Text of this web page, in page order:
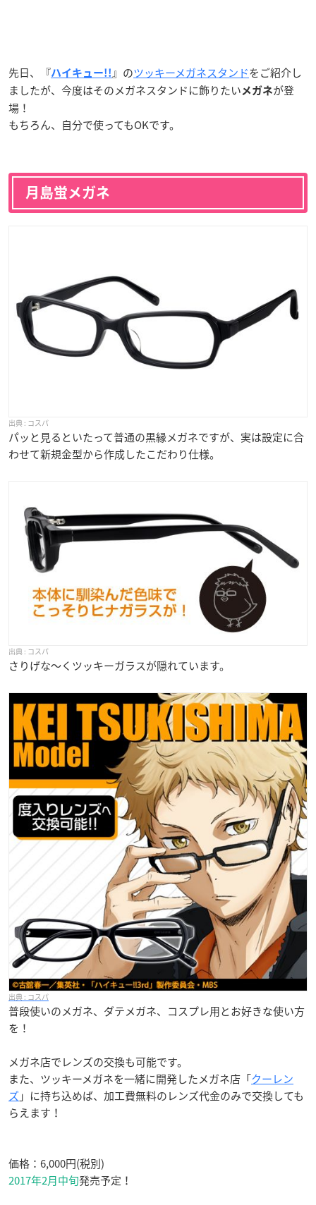
先日、『ハイキュー!!』のツッキーメガネスタンドをご紹介し
ましたが、今度はそのメガネスタンドに飾りたい メガネが登
場！
もちろん、自分で使ってもOKです。
月島蛍メガネ
コスパ
パッと見るといたって普通の黒縁メガネですが、実は設定に合
わせて新規金型から作成したこだわり仕様。
コスパ
さりげな～くツッキーガラスが隠れています。
コスパ
普段使いのメガネ、ダテメガネ、コスプレ用とお好きな使い方
を！
メガネ店でレンズの交換も可能です。
また、ツッキーメガネを一緒に開発したメガネ店「クーレン
ズ 」に持ち込めば、加工費無料のレンズ代金のみで交換しても
らえます！
価格：6,000円(税別)
2017年2月中旬発売予定！